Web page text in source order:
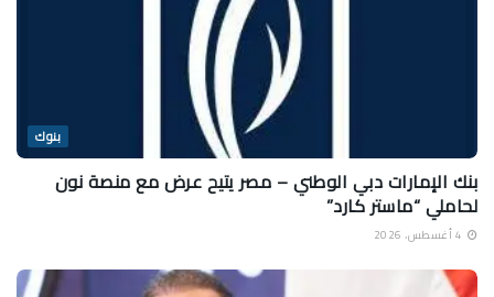
بنوك
بنك الإمارات دبي الوطني – مصر يتيح عرض مع منصة نون
لحاملي “ماستر كارد”